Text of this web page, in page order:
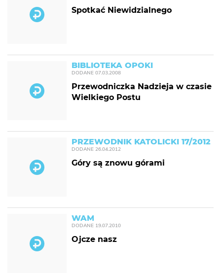
Spotkać Niewidzialnego
BIBLIOTEKA OPOKI
DODANE 07.03.2008
Przewodniczka Nadzieja w czasie
Wielkiego Postu
PRZEWODNIK KATOLICKI 17/2012
DODANE 26.04.2012
Góry są znowu górami
WAM
DODANE 19.07.2010
Ojcze nasz